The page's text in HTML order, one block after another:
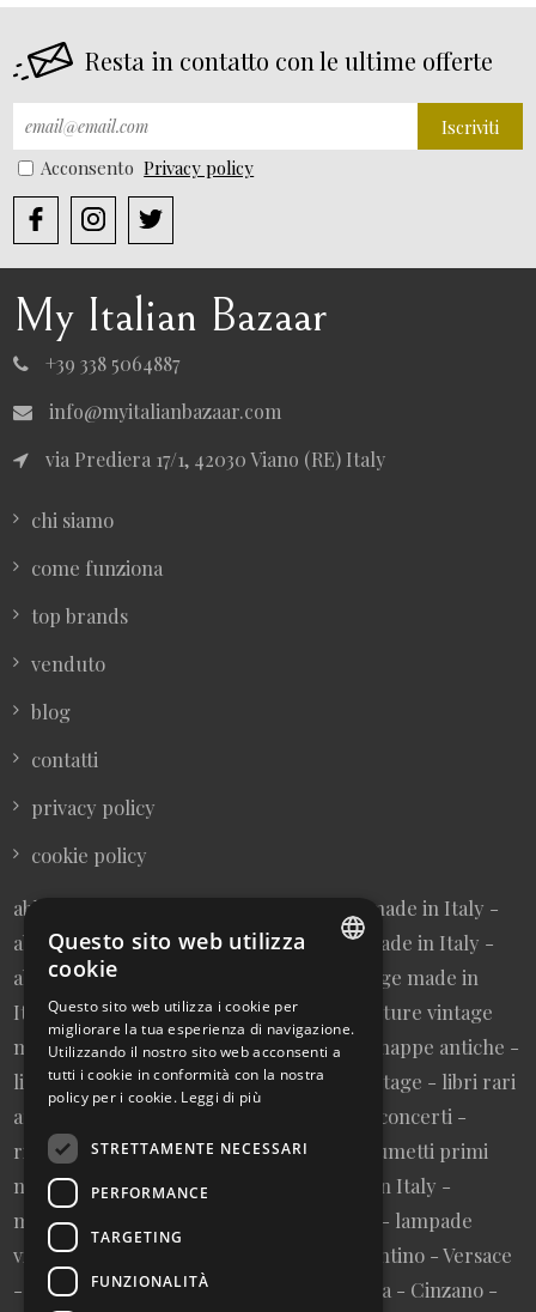
Resta in contatto con le ultime offerte
Iscriviti
Acconsento Privacy policy
My Italian Bazaar
+39 338 5064887
info@myitalianbazaar.com
via Prediera 17/1, 42030 Viano (RE) Italy
chi siamo
come funziona
top brands
venduto
blog
contatti
privacy policy
cookie policy
abbigliamento donna vintage sartoriale made in Italy -
abbigliamento uomo vintage sartoriale made in Italy -
abbigliamento da collezione - borse vintage made in
Italy - cravatte vintage made in Italy - cinture vintage
made in Italy - collezionismo cartaceo - mappe antiche -
litografie e stampe antiche - cartoline vintage - libri rari
autografati fuori catalogo - memorabilia concerti -
riviste primi numeri annate complete - fumetti primi
numeri annate complete - design made in Italy -
modernariato - artigianato made in Italy - lampade
vintage - pubblicità vintage - vinile - Valentino - Versace
- Vespa - Fiat - Nutella - Campari - Gancia - Cinzano -
ENGLISH
Questo sito web utilizza
cookie
Questo sito web utilizza i cookie per
migliorare la tua esperienza di navigazione.
Utilizzando il nostro sito web acconsenti a
tutti i cookie in conformità con la nostra
policy per i cookie. Leggi di più
STRETTAMENTE NECESSARI
PERFORMANCE
TARGETING
FUNZIONALITÀ